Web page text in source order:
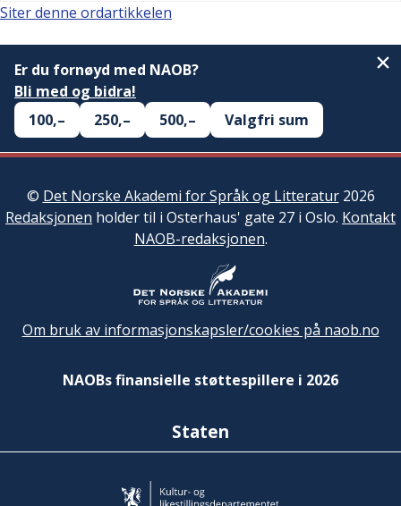
Siter denne ordartikkelen
Er du fornøyd med NAOB?
Bli med og bidra!
100,–
250,– 500,– Valgfri sum
© Det Norske Akademi for Språk og Litteratur2026
Redaksjonen holder til i Osterhaus' gate 27 i Oslo. Kontakt
NAOB-redaksjonen.
Om bruk av informasjonskapsler/cookies på naob.no
NAOBs finansielle støttespillere i 2026
Staten